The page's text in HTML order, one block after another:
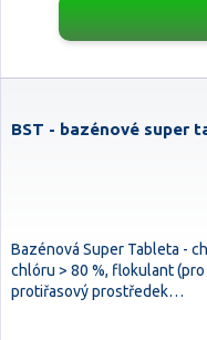
BST - bazénové super
Bazénová Super Tableta -
chlóru > 80 %, flokulant
protiřasový prostředek…